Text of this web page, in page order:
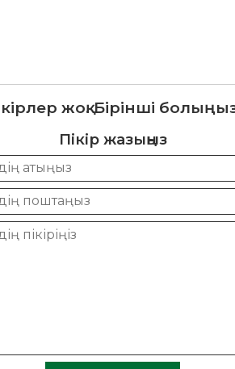
жоқ. Бірінші
Пікір жазыңыз